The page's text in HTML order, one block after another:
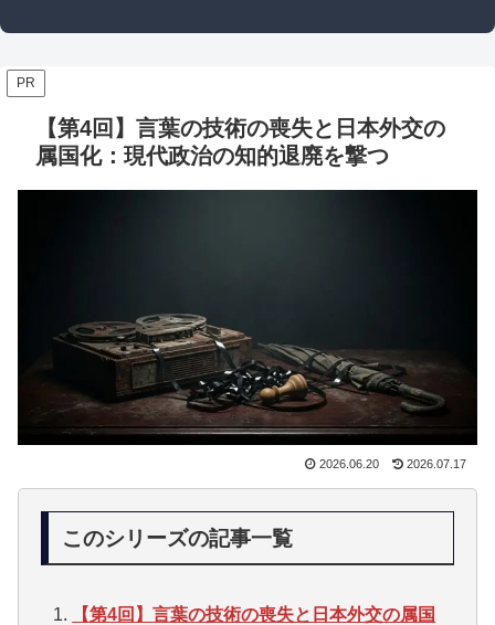
PR
【第4回】言葉の技術の喪失と日本外交の
属国化：現代政治の知的退廃を撃つ
2026.06.20 2026.07.17
このシリーズの記事一覧
【第4回】言葉の技術の喪失と日本外交の属国